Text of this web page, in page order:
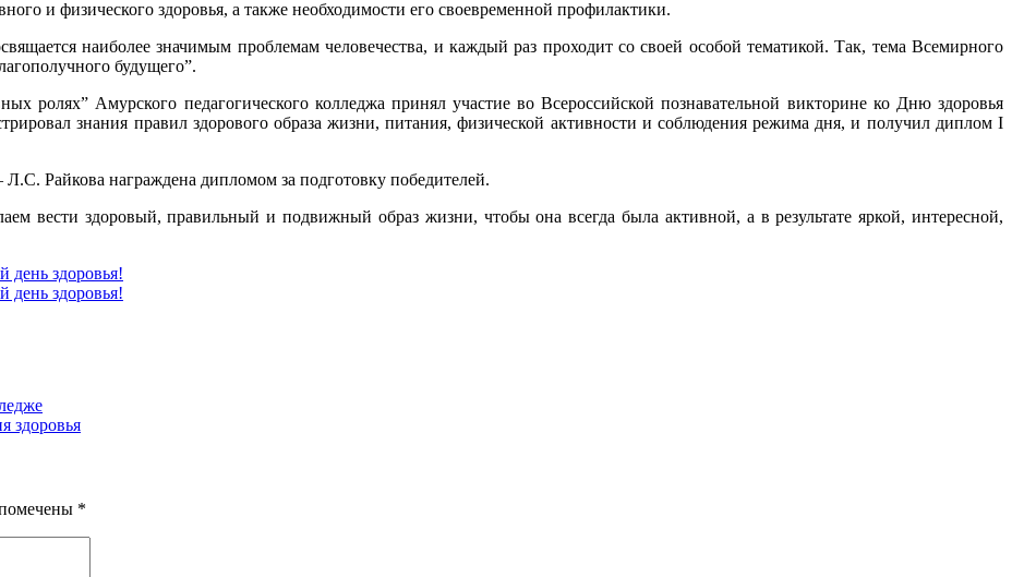
и физического здоровья, а также необходимости его своевременной профилактики.
наиболее значимым проблемам человечества, и каждый раз проходит со своей особой тематикой. Так, тема Всемирного
будущего”.
ролях” Амурского педагогического колледжа принял участие во Всероссийской познавательной викторине ко Дню здоровья
знания правил здорового образа жизни, питания, физической активности и соблюдения режима дня, и получил диплом I
Райкова награждена дипломом за подготовку победителей.
вести здоровый, правильный и подвижный образ жизни, чтобы она всегда была активной, а в результате яркой, интересной,
здоровья
*